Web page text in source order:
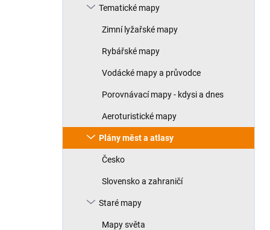
Tematické mapy
Zimní lyžařské mapy
Rybářské mapy
Vodácké mapy a průvodce
Porovnávací mapy - kdysi a dnes
Aeroturistické mapy
Plány měst a atlasy
Česko
Slovensko a zahraničí
Staré mapy
Mapy světa